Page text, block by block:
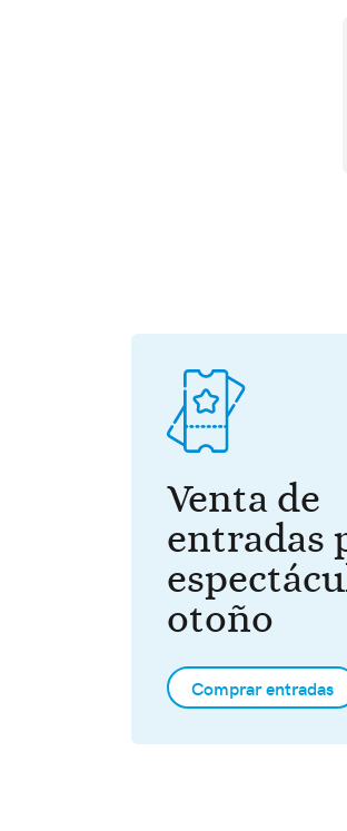
Venta de
entradas
otoño
Comprar entradas